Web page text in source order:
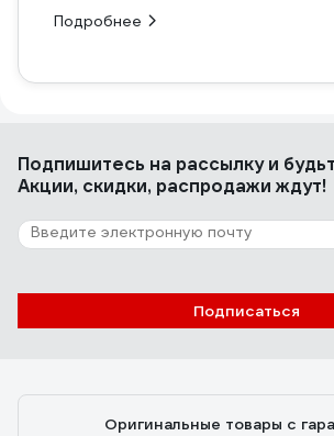
Подробнее
Подпишитесь на рассылкуи
Акции, скидки, распродажи ждут!
Подписаться
Оригинальные товары с